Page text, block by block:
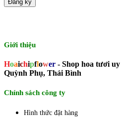
Giới thiệu
Hoaichipflower - Shop hoa tươi
Quỳnh Phụ, Thái Bình
Chính sách công ty
Hình thức đặt hàng